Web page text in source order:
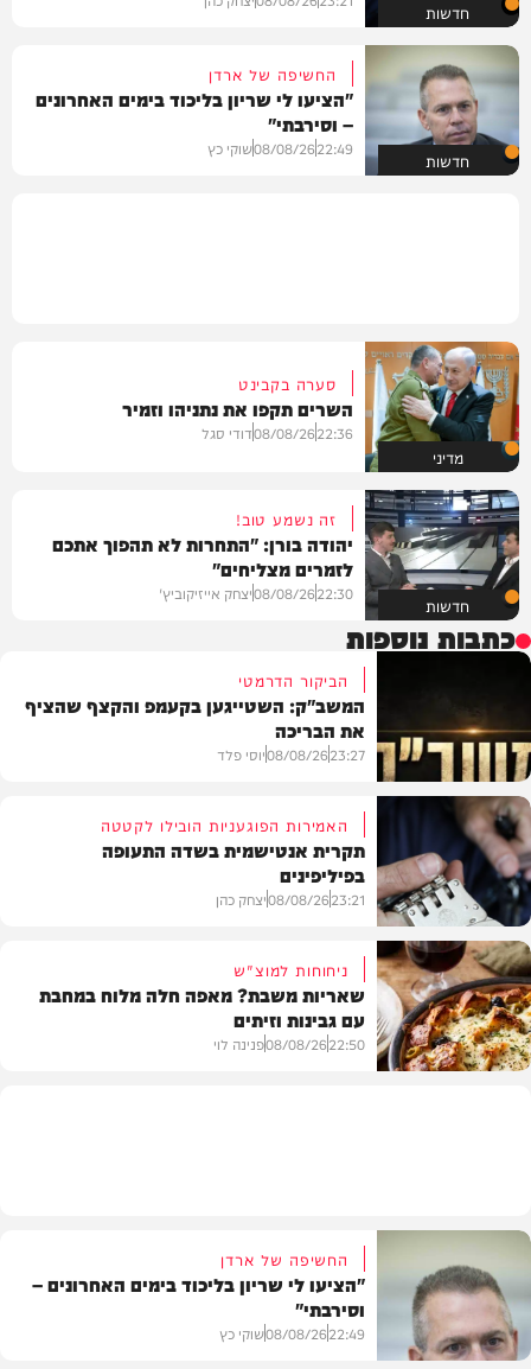
חדשות
חדשות
החשיפה של ארדן
"הציעו לי שריון בליכוד בימים האחרונים
– וסירבתי"
22:49
08/08/26שוקי כץ
מדיני
סערה בקבינט
השרים תקפו את נתניהו וזמיר
22:36
08/08/26דודי סגל
חדשות
זה נשמע טוב!
יהודה בורן: "התחרות לא תהפוך אתכם
לזמרים מצליחים"
22:30
08/08/26יצחק אייזיקוביץ'
כתבות נוספות
המשב"ק
הביקור הדרמטי
המשב"ק: השטייגען בקעמפ והקצף שהציף
את הבריכה
23:27
08/08/26יוסי פלד
חדשות
האמירות הפוגעניות הובילו לקטטה
תקרית אנטישמית בשדה התעופה
בפיליפינים
23:21
08/08/26יצחק כהן
ניחוחות למוצ"ש
שאריות משבת? מאפה חלה מלוח במחבת
עם גבינות וזיתים
22:50
08/08/26פנינה לוי
החשיפה של ארדן
"הציעו לי שריון בליכוד בימים האחרונים –
וסירבתי"
22:49
08/08/26שוקי כץ